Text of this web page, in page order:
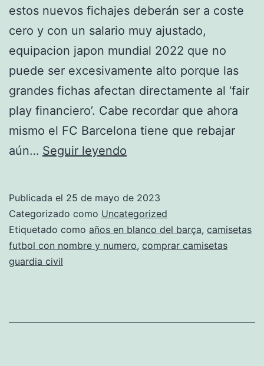
estos nuevos fichajes deberán ser a coste
cero y con un salario muy ajustado,
equipacion japon mundial 2022 que no
puede ser excesivamente alto porque las
grandes fichas afectan directamente al ‘fair
play financiero’. Cabe recordar que ahora
mismo el FC Barcelona tiene que rebajar
aún… Seguir leyendo
camiseta
brasil
Publicada el 25 de mayo de 2023
Categorizado como Uncategorized
Etiquetado como años en blanco del barça, camisetas
futbol con nombre y numero, comprar camisetas
guardia civil